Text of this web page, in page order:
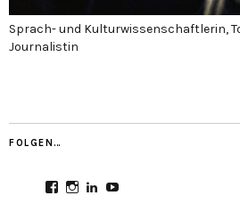
Sprach- und Kulturwissenschaftlerin,
Journalistin
FOLGEN…
ProfilProfilProfilProfil